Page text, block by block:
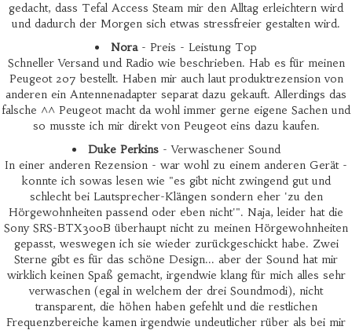
gedacht, dass Tefal Access Steam mir den Alltag erleichtern wird
und dadurch der Morgen sich etwas stressfreier gestalten wird.
Nora- Preis - Leistung Top
Schneller Versand und Radio wie beschrieben. Hab es für meinen
Peugeot 207 bestellt. Haben mir auch laut produktrezension von
anderen ein Antennenadapter separat dazu gekauft. Allerdings das
falsche ^^ Peugeot macht da wohl immer gerne eigene Sachen und
so musste ich mir direkt von Peugeot eins dazu kaufen.
Duke Perkins- Verwaschener Sound
In einer anderen Rezension - war wohl zu einem anderen Gerät -
konnte ich sowas lesen wie "es gibt nicht zwingend gut und
schlecht bei Lautsprecher-Klängen sondern eher 'zu den
Hörgewohnheiten passend oder eben nicht'". Naja, leider hat die
Sony SRS-BTX300B überhaupt nicht zu meinen Hörgewohnheiten
gepasst, weswegen ich sie wieder zurückgeschickt habe. Zwei
Sterne gibt es für das schöne Design... aber der Sound hat mir
wirklich keinen Spaß gemacht, irgendwie klang für mich alles sehr
verwaschen (egal in welchem der drei Soundmodi), nicht
transparent, die höhen haben gefehlt und die restlichen
Frequenzbereiche kamen irgendwie undeutlicher rüber als bei mir